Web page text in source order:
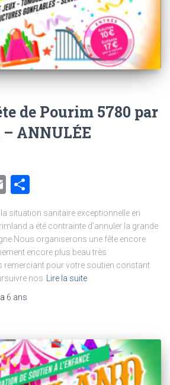
de Pourim 5780 par
ANNULÉE
Email
situation sanitaire exceptionnelle en
a été contrainte d’annuler la grande
organiserons une fête encore
encore plus beau très
remerciant pour votre soutien constant
nos Lire la suite
6 ans